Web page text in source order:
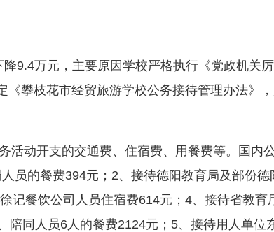
万元，主要原因学校严格执行《党政机关
攀枝花市经贸旅游学校公务接待管理办法》
动开支的交通费、住宿费、用餐费等。国内
员的餐费394元；2、接待德阳教育局及部份
记餐饮公司人员住宿费614元；4、接待省教育
陪同人员6人的餐费2124元；5、接待用人单位